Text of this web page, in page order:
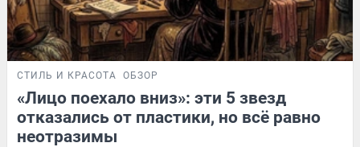
СТИЛЬ И КРАСОТА ОБЗОР
«Лицо поехало вниз»: эти 5 звезд
отказались от пластики, но всё равно
неотразимы